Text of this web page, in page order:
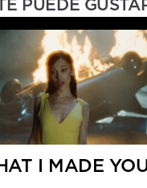
PUEDE
I MADE